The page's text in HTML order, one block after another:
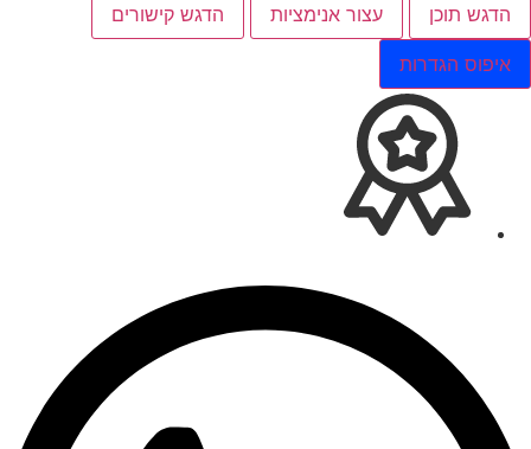
הדגש תוכן עצור אנימציות הדגש קישורים
איפוס הגדרות